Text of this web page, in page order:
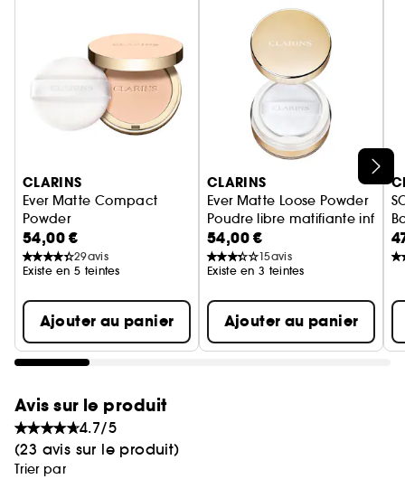
CLARINS
Ever Matte Compact
Powder
Poudre Compacte Matifiante Infusée Au Lait De Pêcher
54,00 €
29avis
Existe en 5 teintes
Ajouter au panier
CLARINS
Ever Matte Loose Powder
Poudre libre matifiante
54,00 €
15avis
Existe en 3 teintes
Ajouter au panier
Avis sur le produit
4.7/5
(23 avis sur le produit)
Trier par